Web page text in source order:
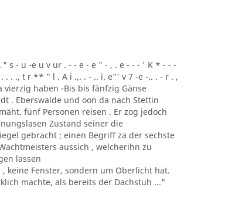
s - u -e u v ur . - - e - e " - , . e - - - ' K * - - -
. ., t r ** " l . A i .,. . - .. i. e"' v 7 -e -.. . - r . ,
haben -Bis bis fänfzig Gänse
. Eberswalde und oon da nach Stettin
fünf Personen reisen . Er zog jedoch
Zustand seiner die
gebracht ; einen Begriff za der sechste
aussich , welcherihn zu
lassen
keine Fenster, sondern um Oberlicht hat.
machte, als bereits der Dachstuh ..."